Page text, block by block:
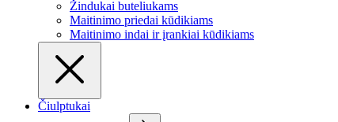
Žindukai buteliukams
Maitinimo priedai kūdikiams
Maitinimo indai ir įrankiai kūdikiams
Čiulptukai